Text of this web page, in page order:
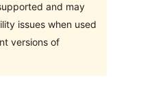
and may
issues when used
versions of